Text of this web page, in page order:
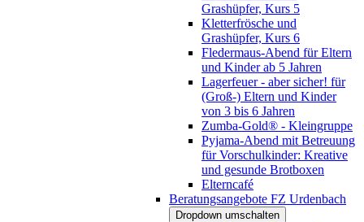
Grashüpfer, Kurs 5
Kletterfrösche und
Grashüpfer, Kurs 6
Fledermaus-Abend für Eltern
und Kinder ab 5 Jahren
Lagerfeuer - aber sicher! für
(Groß-) Eltern und Kinder
von 3 bis 6 Jahren
Zumba-Gold® - Kleingruppe
Pyjama-Abend mit Betreuung
für Vorschulkinder: Kreative
und gesunde Brotboxen
Elterncafé
Beratungsangebote FZ Urdenbach
Dropdown umschalten